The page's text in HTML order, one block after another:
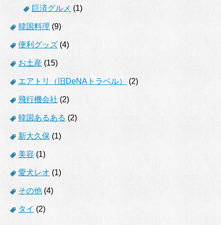
巨済グルメ (1)
韓国料理 (9)
便利グッズ (4)
お土産 (15)
エアトリ（旧DeNAトラベル） (2)
飛行機会社 (2)
韓国あるある (2)
新大久保 (1)
美容 (1)
愛犬レオ (1)
その他 (4)
タイ (2)